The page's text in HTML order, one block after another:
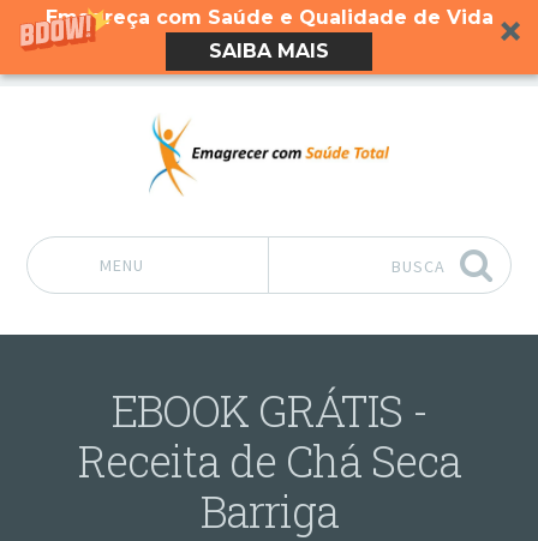
Emagreça com Saúde e Qualidade de Vida
SAIBA MAIS
MENU BUSCA
EBOOK GRÁTIS -
Receita de Chá Seca
Barriga